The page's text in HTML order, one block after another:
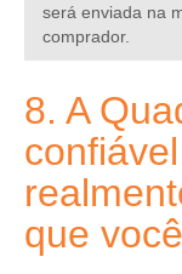
será enviada na
comprador.
8. A
que